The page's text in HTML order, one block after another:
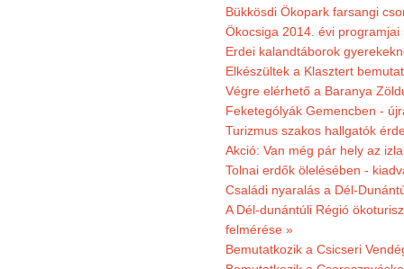
Bükkösdi Ökopark farsangi
Ökocsiga 2014. évi programjai
Erdei kalandtáborok
Elkészültek a Klasztert
Végre elérhető a Baranya
Feketególyák Gemencben -
Turizmus szakos hallgatók
Akció: Van még pár hely az
Tolnai erdők ölelésében -
Családi nyaralás a Dél-
A Dél-dunántúli Régió
felmérése »
Bemutatkozik a Csicseri